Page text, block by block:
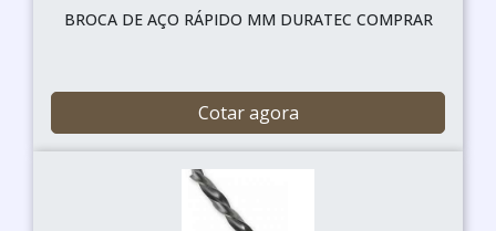
BROCA DE AÇO RÁPIDO MM DURATEC COMPRAR
Cotar agora